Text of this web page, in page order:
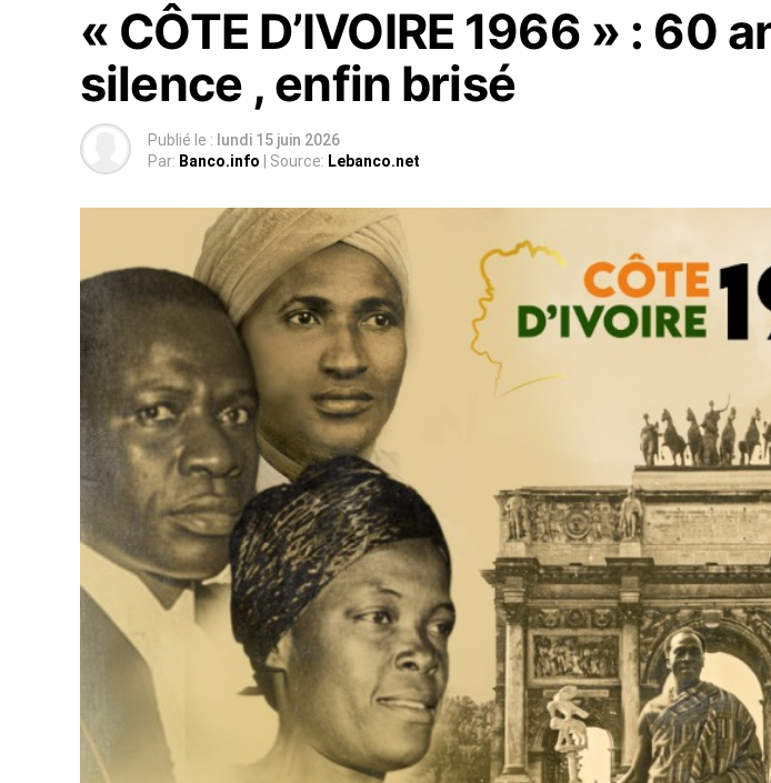
« CÔTE D’IVOIRE 1966 » : 60
silence , enfin brisé
Publié le : lundi 15 juin 2026
Par: Banco.info | Source: Lebanco.net